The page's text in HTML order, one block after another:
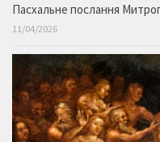
Пасхальне послання
11/04/2026